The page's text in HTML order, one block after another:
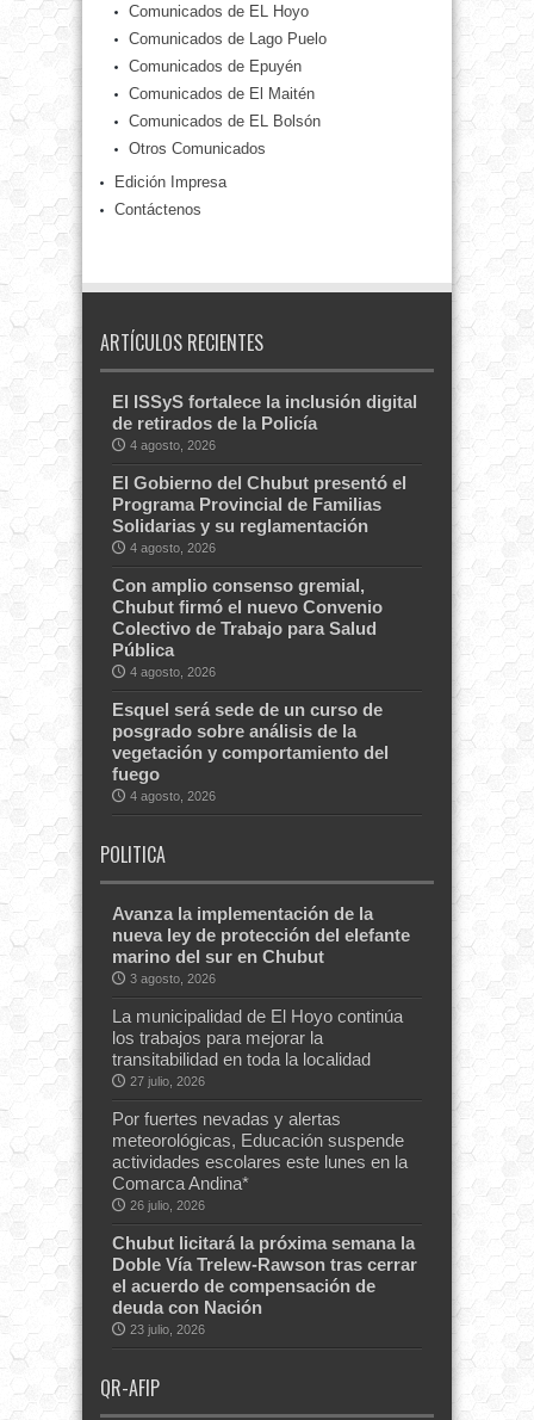
Comunicados de EL Hoyo
Comunicados de Lago Puelo
Comunicados de Epuyén
Comunicados de El Maitén
Comunicados de EL Bolsón
Otros Comunicados
Edición Impresa
Contáctenos
ARTÍCULOS RECIENTES
El ISSyS fortalece la inclusión digital
de retirados de la Policía
4 agosto, 2026
El Gobierno del Chubut presentó el
Programa Provincial de Familias
Solidarias y su reglamentación
4 agosto, 2026
Con amplio consenso gremial,
Chubut firmó el nuevo Convenio
Colectivo de Trabajo para Salud
Pública
4 agosto, 2026
Esquel será sede de un curso de
posgrado sobre análisis de la
vegetación y comportamiento del
fuego
4 agosto, 2026
POLITICA
Avanza la implementación de la
nueva ley de protección del elefante
marino del sur en Chubut
3 agosto, 2026
La municipalidad de El Hoyo continúa
los trabajos para mejorar la
transitabilidad en toda la localidad
27 julio, 2026
Por fuertes nevadas y alertas
meteorológicas, Educación suspende
actividades escolares este lunes en la
Comarca Andina*
26 julio, 2026
Chubut licitará la próxima semana la
Doble Vía Trelew-Rawson tras cerrar
el acuerdo de compensación de
deuda con Nación
23 julio, 2026
QR-AFIP